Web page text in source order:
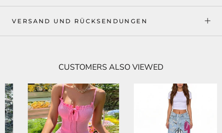
VERSAND UND RÜCKSENDUNGEN
CUSTOMERS ALSO VIEWED